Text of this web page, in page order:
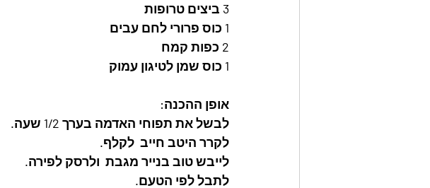
3 ביצים טרופות
1 כוס פרורי לחם עבים
2 כפות קמח
1 כוס שמן לטיגון עמוק
אופן ההכנה:
לבשל את תפוחי האדמה בערך 1/2 שעה.
לקרר היטב חייב  לקלף.
לייבש טוב בנייר מגבת  ולרסק לפירה.
לתבל לפי הטעם.